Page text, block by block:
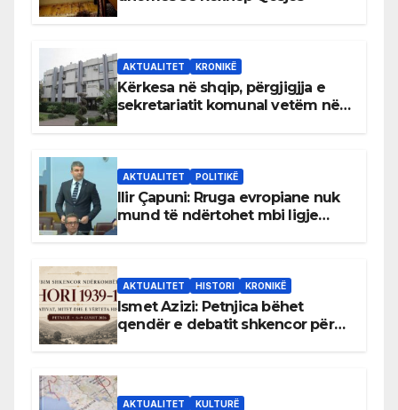
AKTUALITET KRONIKË
Kërkesa në shqip, përgjigjja e
sekretariatit komunal vetëm në
AKTUALITET POLITIKË
Ilir Çapuni: Rruga evropiane nuk
mund të ndërtohet mbi ligje
AKTUALITET HISTORI KRONIKË
Ismet Azizi: Petnjica bëhet
qendër e debatit shkencor për
AKTUALITET KULTURË